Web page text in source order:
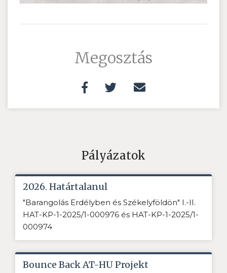
Megosztás
Pályázatok
2026. Határtalanul
"Barangolás Erdélyben és Székelyföldön" I.-II.
HAT-KP-1-2025/1-000976 és HAT-KP-1-2025/1-
000974
Bounce Back AT-HU Projekt